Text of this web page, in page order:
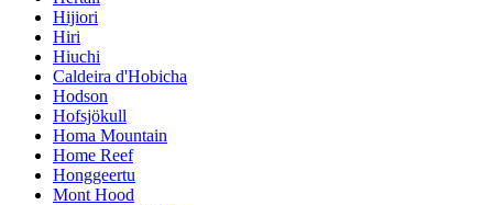
Hijiori
Hiri
Hiuchi
Caldeira d'Hobicha
Hodson
Hofsjökull
Homa Mountain
Home Reef
Honggeertu
Mont Hood